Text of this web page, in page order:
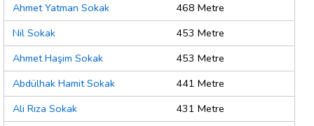
Ahmet Yatman Sokak
468 Metre
Nil Sokak
453 Metre
Ahmet Haşim Sokak
453 Metre
Abdülhak Hamit Sokak
441 Metre
Ali Rıza Sokak
431 Metre